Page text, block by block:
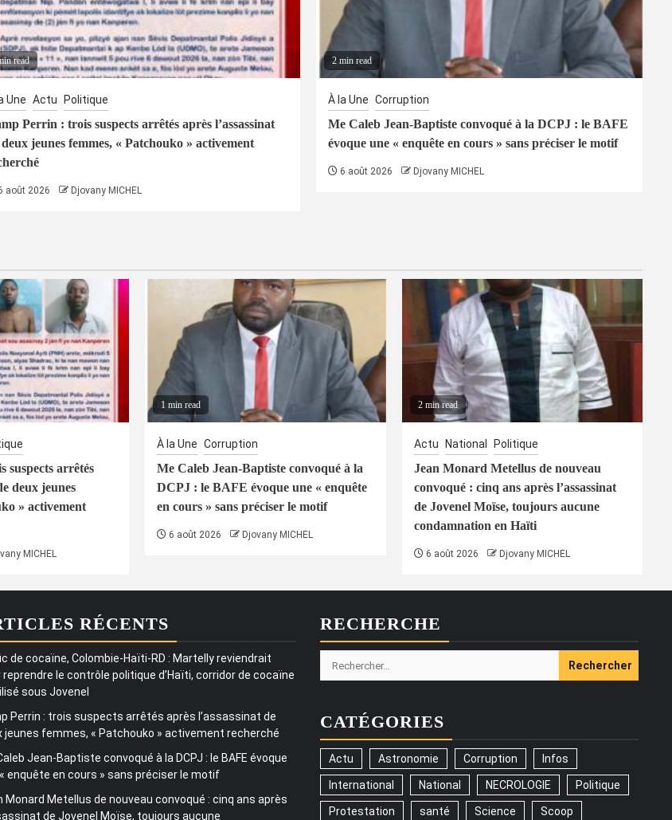
read
Une Actu Politique
Perrin : trois suspects arrêtés après l’assassinat
jeunes femmes, « Patchouko » activement
août 2026 Djovany MICHEL
2 min read
À la Une Corruption
Me Caleb Jean-Baptiste convoqué à la DCPJ : le BAFE
évoque une « enquête en cours » sans préciser le motif
6 août 2026 Djovany MICHEL
suspects arrêtés
deux jeunes
» activement
MICHEL
1 min read
À la Une Corruption
Me Caleb Jean-Baptiste convoqué à la
DCPJ : le BAFE évoque une « enquête
en cours » sans préciser le motif
6 août 2026 Djovany MICHEL
2 min read
Actu National Politique
Jean Monard Metellus de nouveau
convoqué : cinq ans après l’assassinat
de Jovenel Moïse, toujours aucune
condamnation en Haïti
6 août 2026 Djovany MICHEL
RÉCENTS
de cocaïne, Colombie-Haïti-RD : Martelly reviendrait
reprendre le contrôle politique d’Haïti, corridor de cocaïne
sous Jovenel
Perrin : trois suspects arrêtés après l’assassinat de
jeunes femmes, « Patchouko » activement recherché
Jean-Baptiste convoqué à la DCPJ : le BAFE évoque
enquête en cours » sans préciser le motif
Monard Metellus de nouveau convoqué : cinq ans après
de Jovenel Moïse, toujours aucune
RECHERCHE
Rechercher :
CATÉGORIES
Actu Astronomie Corruption Infos
International National NECROLOGIE Politique
Protestation santé Science Scoop